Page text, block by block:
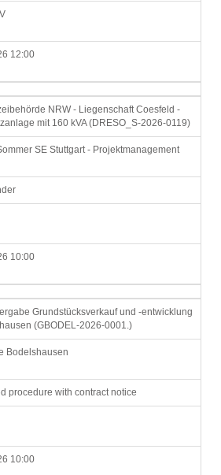
12:00
NRW - Liegenschaft Coesfeld -
mit 160 kVA (DRESO_S-2026-0119)
SE Stuttgart - Projektmanagement
10:00
Grundstücksverkauf und -entwicklung
(GBODEL-2026-0001.)
Bodelshausen
procedure with contract notice
10:00